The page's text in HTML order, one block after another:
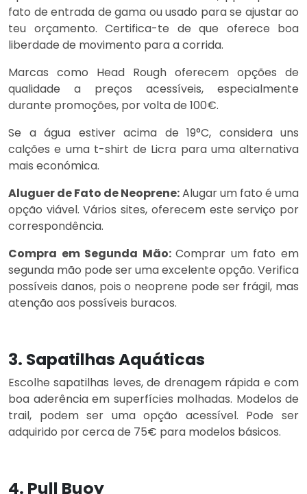
fato de entrada de gama ou usado para se ajustar ao
teu orçamento. Certifica-te de que oferece boa
liberdade de movimento para a corrida.
Marcas como Head Rough oferecem opções de
qualidade a preços acessíveis, especialmente
durante promoções, por volta de 100€.
Se a água estiver acima de 19°C, considera uns
calções e uma t-shirt de Licra para uma alternativa
mais económica.
Aluguer de Fato de Neoprene:Alugar um fato é uma
opção viável. Vários sites, oferecem este serviço por
correspondência.
Compra em Segunda Mão:Comprar um fato em
segunda mão pode ser uma excelente opção. Verifica
possíveis danos, pois o neoprene pode ser frágil, mas
atenção aos possíveis buracos.
3. Sapatilhas Aquáticas
Escolhe sapatilhas leves, de drenagem rápida e com
boa aderência em superfícies molhadas. Modelos de
trail, podem ser uma opção acessível. Pode ser
adquirido por cerca de 75€ para modelos básicos.
4. Pull Buoy